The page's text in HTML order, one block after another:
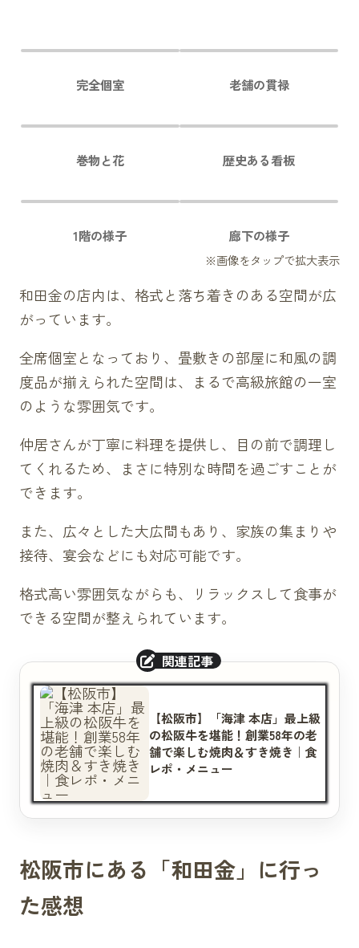
完全個室 老舗の貫禄
巻物と花 歴史ある看板
1階の様子 廊下の様子
和田金の店内は、格式と落ち着きのある空間が広
がっています。
全席個室となっており、畳敷きの部屋に和風の調
度品が揃えられた空間は、まるで高級旅館の一室
のような雰囲気です。
仲居さんが丁寧に料理を提供し、目の前で調理し
てくれるため、まさに特別な時間を過ごすことが
できます。
また、広々とした大広間もあり、家族の集まりや
接待、宴会などにも対応可能です。
格式高い雰囲気ながらも、リラックスして食事が
できる空間が整えられています。
【松阪市】「海津 本店」最上級
の松阪牛を堪能！創業58年の老
舗で楽しむ焼肉＆すき焼き｜食
レポ・メニュー
松阪市にある「和田金」に行っ
た感想